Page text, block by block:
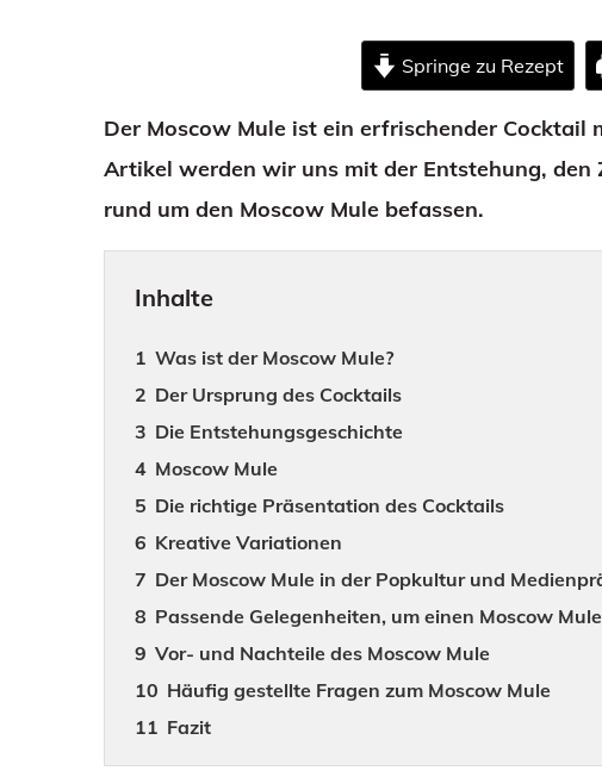
Springe zu Rezept
Der Moscow Mule ist ein erfrischender Cocktail
Artikel werden wir uns mit der Entstehung,
rund um den Moscow Mule befassen.
Inhalte
Was ist der Moscow Mule?
Der Ursprung des Cocktails
Die Entstehungsgeschichte
Moscow Mule
Die richtige Präsentation des Cocktails
Kreative Variationen
Der Moscow Mule in der Popkultur und
Passende Gelegenheiten, um einen Moscow
Vor- und Nachteile des Moscow Mule
Häufig gestellte Fragen zum Moscow Mule
Fazit